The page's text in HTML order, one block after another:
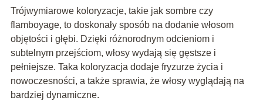
Trójwymiarowe koloryzacje, takie jak sombre czy
flamboyage, to doskonały sposób na dodanie włosom
objętości i głębi. Dzięki różnorodnym odcieniom i
subtelnym przejściom, włosy wydają się gęstsze i
pełniejsze. Taka koloryzacja dodaje fryzurze życia i
nowoczesności, a także sprawia, że włosy wyglądają na
bardziej dynamiczne.